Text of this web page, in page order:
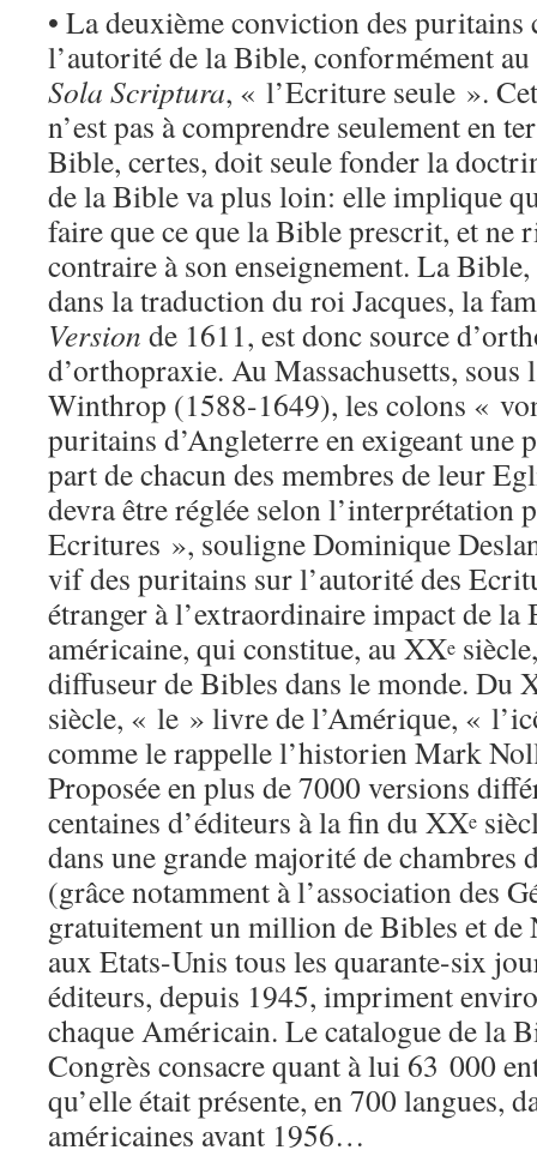
• La deuxième conviction des puritains
l’autorité de la Bible, conformément
Sola Scriptura, « l’Ecriture seule ».
n’est pas à comprendre seulement en
Bible, certes, doit seule fonder la
de la Bible va plus loin: elle implique
faire que ce que la Bible prescrit, et ne
contraire à son enseignement. La
dans la traduction du roi Jacques, la
Version de 1611, est donc source
d’orthopraxie. Au Massachusetts, sous
Winthrop (1588-1649), les colons «
puritains d’Angleterre en exigeant une
part de chacun des membres de leur
devra être réglée selon l’interprétation
Ecritures », souligne Dominique
vif des puritains sur l’autorité des
étranger à l’extraordinaire impact de la
américaine, qui constitue, au XXe
diffuseur de Bibles dans le monde. Du
siècle, « le » livre de l’Amérique, «
comme le rappelle l’historien Mark
Proposée en plus de 7000 versions
centaines d’éditeurs à la fin du XXe
dans une grande majorité de chambres
(grâce notamment à l’association des
gratuitement un million de Bibles et de
aux Etats-Unis tous les quarante-six
éditeurs, depuis 1945, impriment
chaque Américain. Le catalogue de la
Congrès consacre quant à lui 63 000
qu’elle était présente, en 700 langues,
américaines avant 1956…